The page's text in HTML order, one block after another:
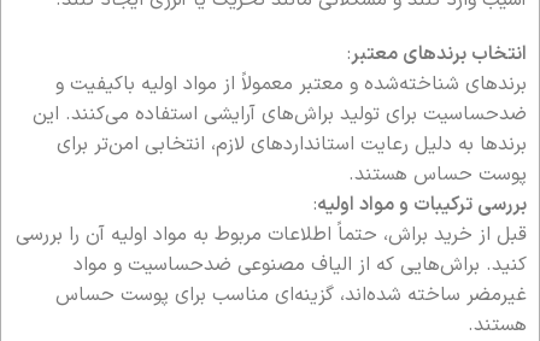
انتخاب برندهای معتبر:
برندهای شناخته‌شده و معتبر معمولاً از مواد اولیه باکیفیت و
ضدحساسیت برای تولید براش‌های آرایشی استفاده می‌کنند. این
برندها به دلیل رعایت استانداردهای لازم، انتخابی امن‌تر برای
پوست حساس هستند.
بررسی ترکیبات و مواد اولیه:
قبل از خرید براش، حتماً اطلاعات مربوط به مواد اولیه آن را بررسی
کنید. براش‌هایی که از الیاف مصنوعی ضدحساسیت و مواد
غیرمضر ساخته شده‌اند، گزینه‌ای مناسب برای پوست حساس
هستند.